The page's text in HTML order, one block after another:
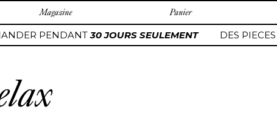
Magazine Panier
PENDANT30 JOURS SEULEMENT DES PIECES